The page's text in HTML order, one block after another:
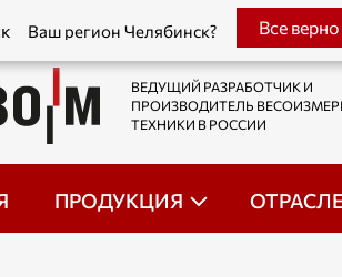
Ваш регион Челябинск? Все верно
ВЕДУЩИЙ РАЗРАБОТЧИК И
ПРОИЗВОДИТЕЛЬ
ТЕХНИКИ В РОССИИ
ПРОДУКЦИЯ